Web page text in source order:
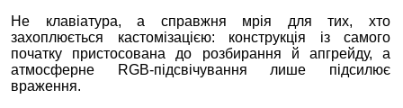
Не клавіатура, а справжня мрія для тих, хто
захоплюється кастомізацією: конструкція із самого
початку пристосована до розбирання й апгрейду, а
атмосферне RGB‑підсвічування лише підсилює
враження.